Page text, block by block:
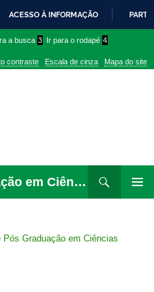
ACESSO À INFORMAÇÃO
a busca 3 Ir para o rodapé 4
contraste Escala de cinza Mapa do site
Programa de Pós Graduação em Ciências Biológicas
para
Pós Graduação em Ciências